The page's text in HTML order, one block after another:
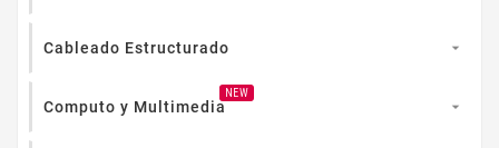
Cableado Estructurado 
Computo y Multimedia
NEW
